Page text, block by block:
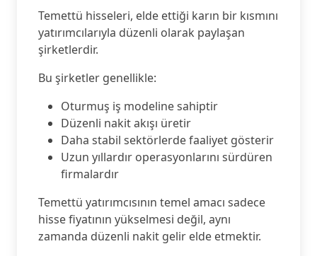
Temettü hisseleri, elde ettiği karın bir kısmını
yatırımcılarıyla düzenli olarak paylaşan
şirketlerdir.
Bu şirketler genellikle:
Oturmuş iş modeline sahiptir
Düzenli nakit akışı üretir
Daha stabil sektörlerde faaliyet gösterir
Uzun yıllardır operasyonlarını sürdüren
firmalardır
Temettü yatırımcısının temel amacı sadece
hisse fiyatının yükselmesi değil, aynı
zamanda düzenli nakit gelir elde etmektir.